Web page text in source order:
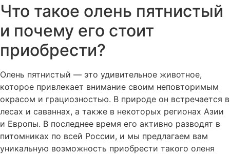
Что такое олень пятнистый
и почему его стоит
приобрести?
Олень пятнистый — это удивительное животное,
которое привлекает внимание своим неповторимым
окрасом и грациозностью. В природе он встречается в
лесах и саваннах, а также в некоторых регионах Азии
и Европы. В последнее время его активно разводят в
питомниках по всей России, и мы предлагаем вам
уникальную возможность приобрести такого оленя